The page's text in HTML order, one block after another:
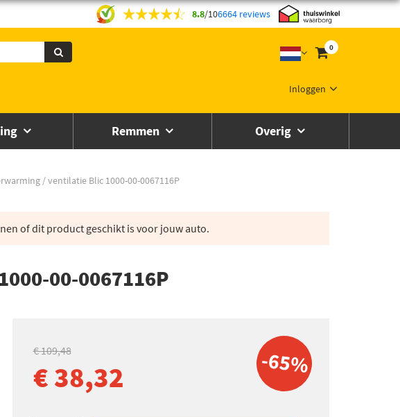
8.8/106664 reviews
0
Inloggen
Remmen Overig
/ ventilatie Blic 1000-00-0067116P
of dit product geschikt is voor jouw auto.
00-0067116P
-65%
€ 109,48
€ 38,32